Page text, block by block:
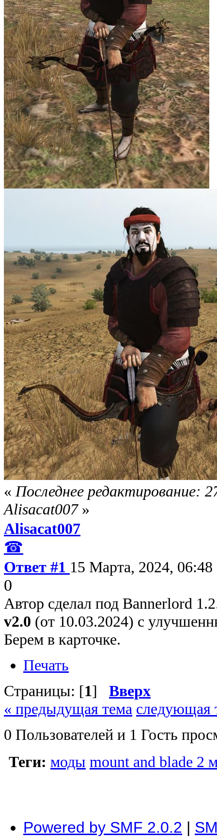
« Последнее редактирование:
Alisacat007»
Alisacat007
☎
Ответ #1 15 Марта, 2024, 06:48
0
Автор сделал под Bannerlord
v2.0 (от 10.03.2024) с
Берем в карточке.
Печать
Страницы: [1] Вверх
« предыдущая тема следующая
0 Пользователей и 1 Гость
Теги: моды mount and blade 2
Powered by SMF 2.0.2 |